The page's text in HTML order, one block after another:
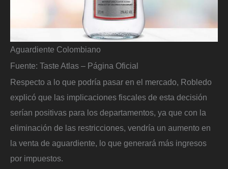
Aguardiente Colombiano
Fuente: Taste Atlas – Página Oficial
Respecto a lo que podría pasar en el mercado, Robledo
explicó que las implicaciones fiscales de esta decisión
serían positivas para los departamentos, ya que con la
eliminación de las restricciones, vendría un aumento en
la venta de aguardiente, lo que generará más ingresos
por impuestos.